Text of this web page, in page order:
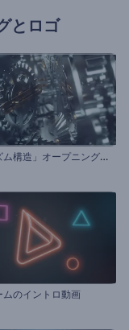
とロゴ
「
メカニズム構造」オープニング動画
ムのイントロ動画